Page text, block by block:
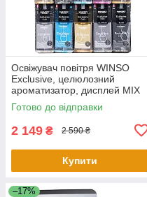
Освіжувач повітря WINSO
Exclusive, целюлозний
ароматизатор, дисплей MIX
Готово до відправки
2 149 ₴ 2 590 ₴
Купити
–17%